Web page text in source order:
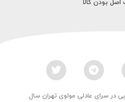
بودن کالا
در سرای عادلی مولوی تهران سال